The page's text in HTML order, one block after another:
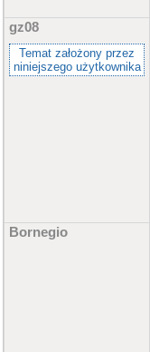
gz08
Temat założony przez
niniejszego użytkownika
Bornegio